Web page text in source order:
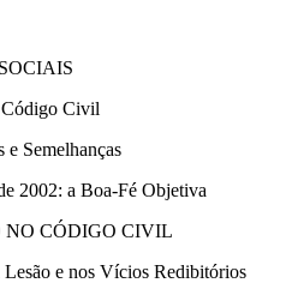
Código Civil
Semelhanças
2002: a Boa-Fé Objetiva
NO CÓDIGO CIVIL
e nos Vícios Redibitórios